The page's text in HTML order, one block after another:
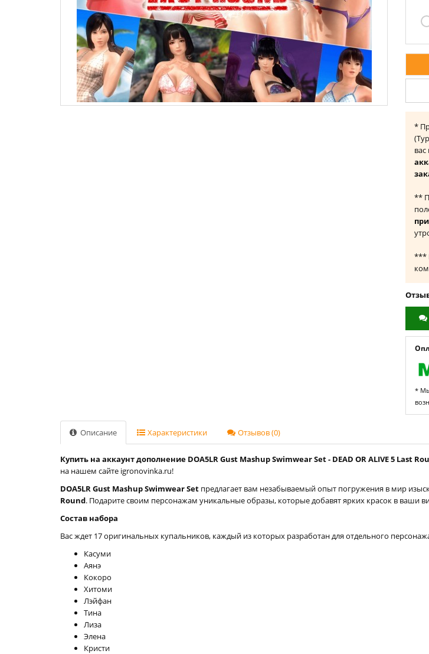
*
**
***
* Мы
Описание Характеристики Отзывов (0)
Купить на аккаунт дополнение DOA5LR Gust Mashup Swimwear Set - DEAD OR ALIVE 5 Last
на нашем сайте igronovinka.ru!
DOA5LR Gust Mashup Swimwear Set предлагает вам незабываемый опыт погружения в мир
Round. Подарите своим персонажам уникальные образы, которые добавят ярких красок в ваши
Состав набора
Вас ждет 17 оригинальных купальников, каждый из которых разработан для отдельного
Касуми
Аянэ
Кокоро
Хитоми
Лэйфан
Тина
Лиза
Элена
Кристи